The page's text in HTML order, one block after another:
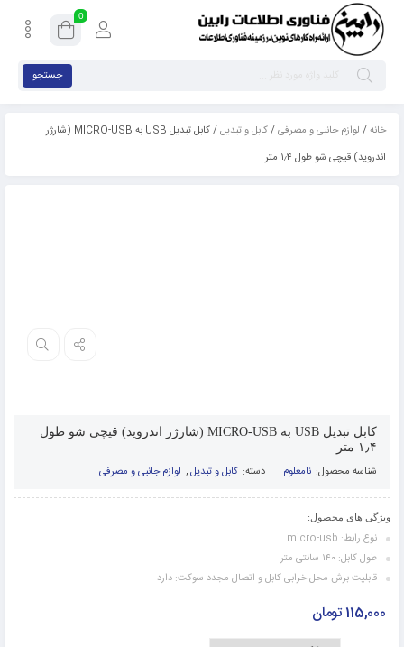
0
جستجو
خانه/ لوازم جانبی و مصرفی/کابل و تبدیل
/ کابل تبدیل USB به MICRO-USB (شارژر
اندروید) قیچی شو طول ۱٫۴ متر
کابل تبدیل USB به MICRO-USB (شارژر اندروید) قیچی شو طول
۱٫۴ متر
شناسه محصول: نامعلوم دسته: کابل و تبدیل, لوازم جانبی و مصرفی
ویژگی های محصول:
نوع رابط: micro-usb
طول کابل: ۱۴۰ سانتی متر
قابلیت برش محل خرابی کابل و اتصال مجدد سوکت: دارد
115,000تومان